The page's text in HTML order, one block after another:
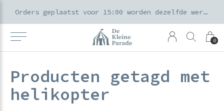
0
Orders geplaatst voor 15:00 worden dezelfde werkdag verzonden
Producten getagd met
helikopter